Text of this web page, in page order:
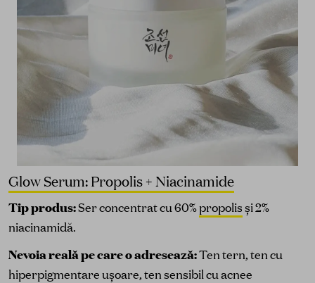
Glow Serum: Propolis + Niacinamide
Tip produs:Ser concentrat cu 60%propolisși 2%
niacinamidă.
Nevoia reală pe care o adresează:Ten tern, ten cu
hiperpigmentare ușoare, ten sensibil cu acnee